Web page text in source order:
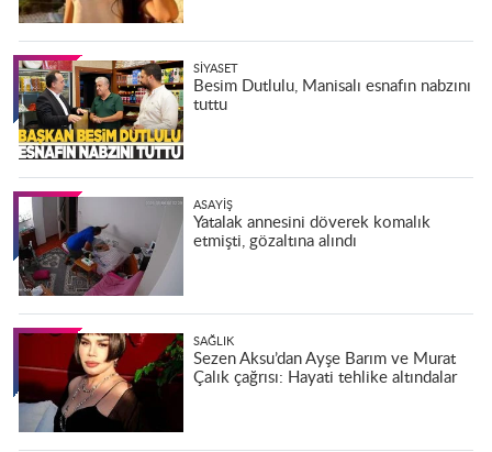
SIYASET
Besim Dutlulu, Manisalı esnafın nabzını
tuttu
ASAYIŞ
Yatalak annesini döverek komalık
etmişti, gözaltına alındı
SAĞLIK
Sezen Aksu’dan Ayşe Barım ve Murat
Çalık çağrısı: Hayati tehlike altındalar